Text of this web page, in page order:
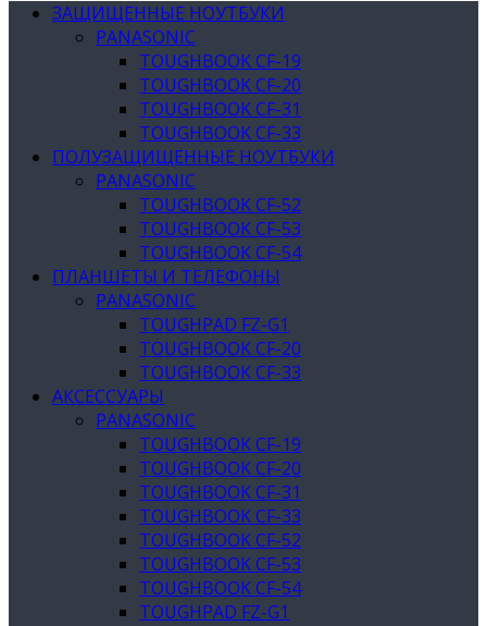
ЗАЩИЩЕННЫЕ НОУТБУКИ
PANASONIC
TOUGHBOOK CF-19
TOUGHBOOK CF-20
TOUGHBOOK CF-31
TOUGHBOOK CF-33
ПОЛУЗАЩИЩЕННЫЕ НОУТБУКИ
PANASONIC
TOUGHBOOK CF-52
TOUGHBOOK CF-53
TOUGHBOOK CF-54
ПЛАНШЕТЫ И ТЕЛЕФОНЫ
PANASONIC
TOUGHPAD FZ-G1
TOUGHBOOK CF-20
TOUGHBOOK CF-33
АКСЕССУАРЫ
PANASONIC
TOUGHBOOK CF-19
TOUGHBOOK CF-20
TOUGHBOOK CF-31
TOUGHBOOK CF-33
TOUGHBOOK CF-52
TOUGHBOOK CF-53
TOUGHBOOK CF-54
TOUGHPAD FZ-G1